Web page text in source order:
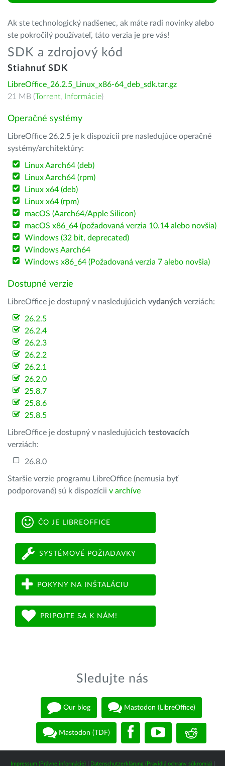
Ak ste technologický nadšenec, ak máte radi novinky alebo
ste pokročilý používateľ, táto verzia je pre vás!
SDK a zdrojový kód
Stiahnuť SDK
LibreOffice_26.2.5_Linux_x86-64_deb_sdk.tar.gz
21 MB (Torrent, Informácie)
Operačné systémy
LibreOffice 26.2.5 je k dispozícii pre nasledujúce operačné
systémy/architektúry:
Linux Aarch64 (deb)
Linux Aarch64 (rpm)
Linux x64 (deb)
Linux x64 (rpm)
macOS (Aarch64/Apple Silicon)
macOS x86_64 (požadovaná verzia 10.14 alebo novšia)
Windows (32 bit, deprecated)
Windows Aarch64
Windows x86_64 (Požadovaná verzia 7 alebo novšia)
Dostupné verzie
LibreOffice je dostupný v nasledujúcich vydaných verziách:
26.2.5
26.2.4
26.2.3
26.2.2
26.2.1
26.2.0
25.8.7
25.8.6
25.8.5
LibreOffice je dostupný v nasledujúcich testovacích
verziách:
26.8.0
Staršie verzie programu LibreOffice (nemusia byť
podporované) sú k dispozícii v archíve
ČO JE LIBREOFFICE
SYSTÉMOVÉ POŽIADAVKY
POKYNY NA INŠTALÁCIU
PRIPOJTE SA K NÁM!
Sledujte nás
Our blog Mastodon (LibreOffice)
Mastodon (TDF)
Impressum (Právne informácie)| Datenschutzerklärung (Pravidlá ochrany súkromia)|